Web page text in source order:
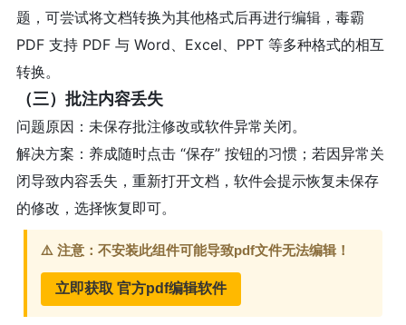
题，可尝试将文档转换为其他格式后再进行编辑，毒霸
PDF 支持 PDF 与 Word、Excel、PPT 等多种格式的相互
转换。
（三）批注内容丢失
问题原因：未保存批注修改或软件异常关闭。
解决方案：养成随时点击 “保存” 按钮的习惯；若因异常关
闭导致内容丢失，重新打开文档，软件会提示恢复未保存
的修改，选择恢复即可。